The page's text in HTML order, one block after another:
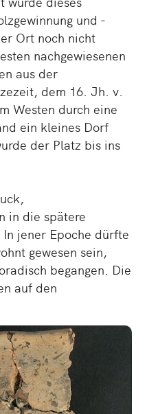
und -
Ort noch nicht
nachgewiesenen
aus der
dem 16. Jh. v.
Westen durch eine
ein kleines Dorf
der Platz bis ins
in die spätere
jener Epoche dürfte
gewesen sein,
begangen. Die
auf den